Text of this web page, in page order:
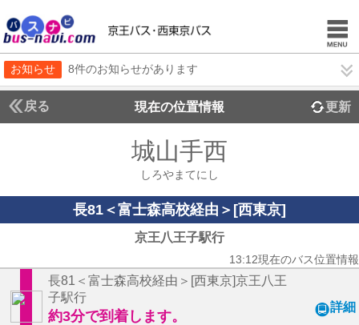
お知らせ 8件のお知らせがあります
戻る 現在の位置情報 更新
城山手西
しろやまてにし
長81＜富士森高校経由＞[西東京]
京王八王子駅行
13:12現在のバス位置情報
長81＜富士森高校経由＞[西東京]京王八王
子駅行
約3分で到着します。
詳細